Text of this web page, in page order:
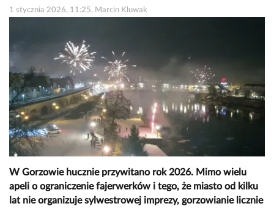
1 stycznia 2026, 11:25, Marcin Kluwak
W Gorzowie hucznie przywitano rok 2026. Mimo wielu
apeli o ograniczenie fajerwerków i tego, że miasto od kilku
lat nie organizuje sylwestrowej imprezy, gorzowianie licznie